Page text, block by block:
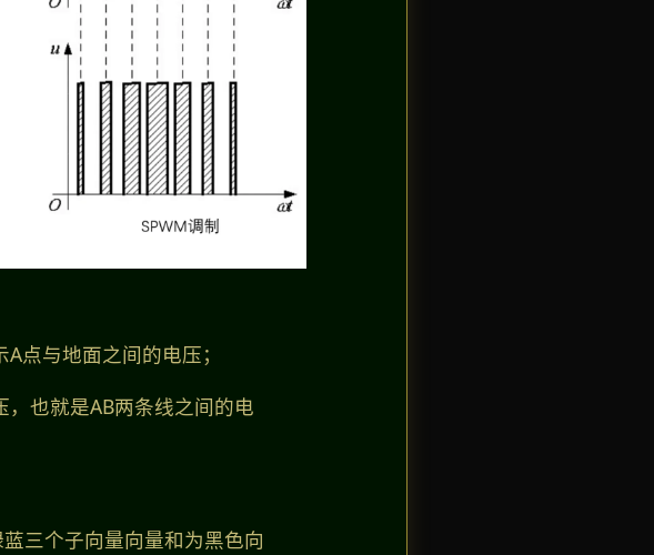
A点与地面之间的电压；
，也就是AB两条线之间的电
三个子向量向量和为黑色向